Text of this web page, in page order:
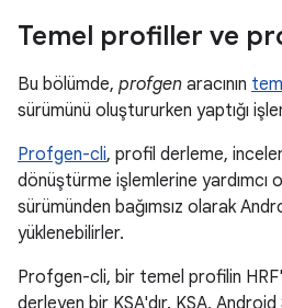
Temel profiller ve
Bu bölümde, profgen aracının
sürümünü oluştururken yaptığı
Profgen-cli, profil derleme,
dönüştürme işlemlerine yardımcı
sürümünden bağımsız olarak
yüklenebilirler.
Profgen-cli, bir temel profilin
derleyen bir KSA'dır. KSA, Android